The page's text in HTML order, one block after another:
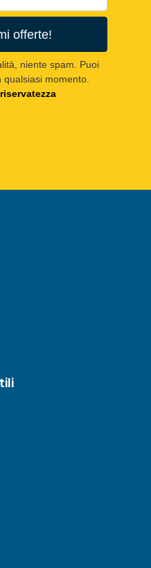
offerte!
niente spam. Puoi
qualsiasi momento.